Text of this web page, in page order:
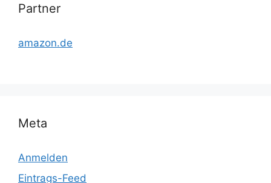
Partner
amazon.de
Meta
Anmelden
Eintrags-Feed